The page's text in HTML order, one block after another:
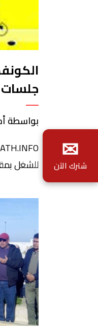
جلسات
بواسطة
للشغل
الأجور
[…]
✉
شترك الآن